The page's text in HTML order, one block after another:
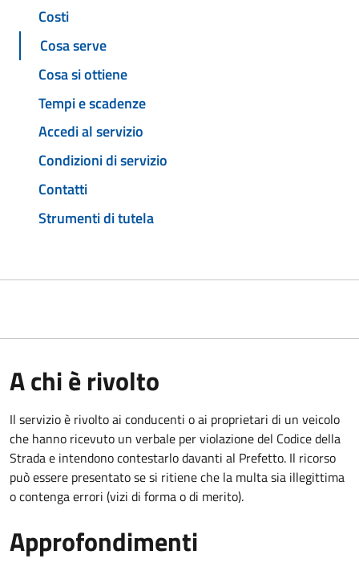
Costi
Cosa serve
Cosa si ottiene
Tempi e scadenze
Accedi al servizio
Condizioni di servizio
Contatti
Strumenti di tutela
A chi è rivolto
Il servizio è rivolto ai conducenti o ai proprietari di un veicolo
che hanno ricevuto un verbale per violazione del Codice della
Strada e intendono contestarlo davanti al Prefetto. Il ricorso
può essere presentato se si ritiene che la multa sia illegittima
o contenga errori (vizi di forma o di merito).
Approfondimenti